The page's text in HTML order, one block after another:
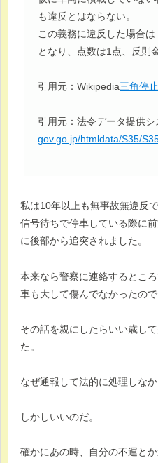
も違反とはならない。
この義務に違反した場合は
となり、点数は1点、反則
引用元：Wikipedia三角停
引用元：法令データ提供シ
gov.go.jp/htmldata/S35/
私は10年以上も無事故無違反
信号待ちで停車している際に
に後部から追突されました。
本来なら警察に連絡するとこ
車も大して傷んでなかったの
その話を親にしたらいい歳し
た。
なぜ通報して法的に処理しなか
しかしいいのだ。
確かにあの時、自分の不運と